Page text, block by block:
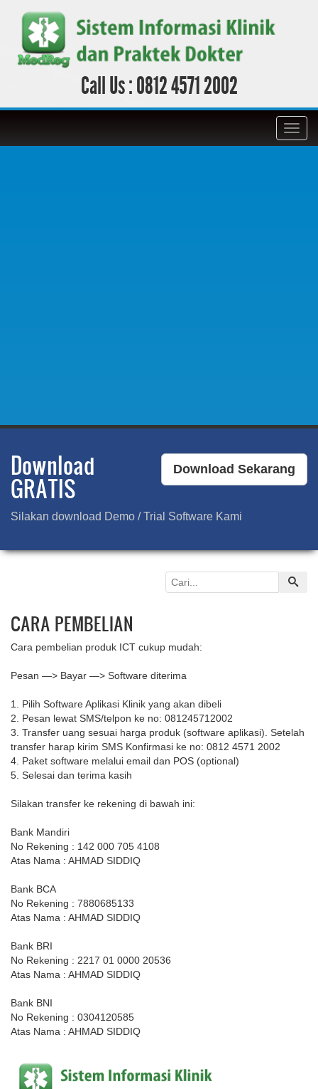
Call Us :0812 4571 2002
Download Sekarang
Download
GRATIS
Silakan download Demo / Trial Software Kami
CARA PEMBELIAN
Cara pembelian produk ICT cukup mudah:
Pesan —> Bayar —> Software diterima
1. Pilih Software Aplikasi Klinik yang akan dibeli
2. Pesan lewat SMS/telpon ke no: 081245712002
3. Transfer uang sesuai harga produk (software aplikasi). Setelah
transfer harap kirim SMS Konfirmasi ke no: 0812 4571 2002
4. Paket software melalui email dan POS (optional)
5. Selesai dan terima kasih
Silakan transfer ke rekening di bawah ini:
Bank Mandiri
No Rekening : 142 000 705 4108
Atas Nama : AHMAD SIDDIQ
Bank BCA
No Rekening : 7880685133
Atas Nama : AHMAD SIDDIQ
Bank BRI
No Rekening : 2217 01 0000 20536
Atas Nama : AHMAD SIDDIQ
Bank BNI
No Rekening : 0304120585
Atas Nama : AHMAD SIDDIQ